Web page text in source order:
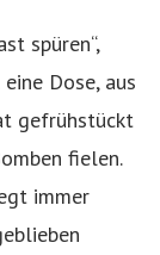
spüren“,
Dose, aus
gefrühstückt
fielen.
immer